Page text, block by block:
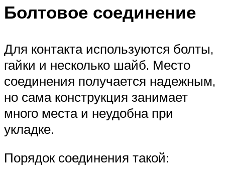
Болтовое соединение
Для контакта используются болты,
гайки и несколько шайб. Место
соединения получается надежным,
но сама конструкция занимает
много места и неудобна при
укладке.
Порядок соединения такой: